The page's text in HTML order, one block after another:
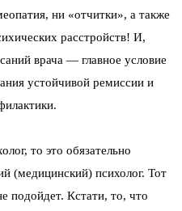
ни «отчитки», а также
расстройств! И,
врача — главное условие
устойчивой ремиссии и
то это обязательно
(медицинский) психолог. Тот
подойдет. Кстати, то, что